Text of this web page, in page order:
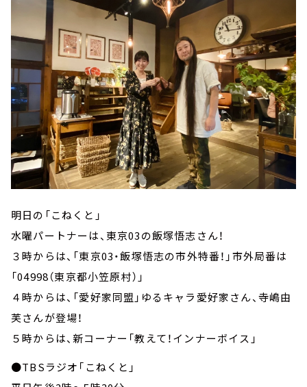
明日の「こねくと」
水曜パートナーは、東京03の飯塚悟志さん！
３時からは、「東京03・飯塚悟志の市外特番！」市外局番は
「04998（東京都小笠原村）」
４時からは、「愛好家同盟」ゆるキャラ愛好家さん、寺嶋由
芙さんが登場！
５時からは、新コーナー「教えて！インナーボイス」
●TBSラジオ「こねくと」